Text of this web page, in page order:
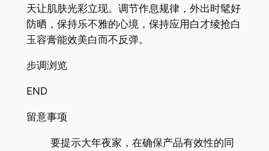
天让肌肤光彩立现。调节作息规律，外出时髦好
防晒，保持乐不雅的心境，保持应用白才绫抢白
玉容膏能效美白而不反弹。
步调浏览
END
留意事项
要提示大年夜家，在确保产品有效性的同